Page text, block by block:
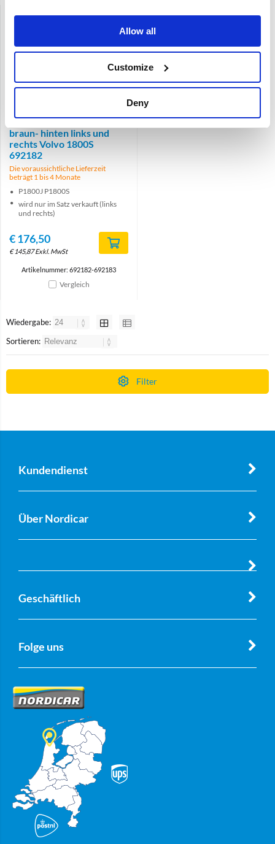
Allow all
Customize
Deny
Brand
Seitenverkleidung satz-
braun- hinten links und
rechts Volvo 1800S
692182
Die voraussichtliche Lieferzeit
beträgt 1 bis 4 Monate
P1800J P1800S
wird nur im Satz verkauft (links
und rechts)
€176,50
€145,87 Exkl. MwSt
Artikelnummer: 692182-692183
Vergleich
Wiedergabe:
Sortieren:
Filter
Kundendienst
Über Nordicar
Geschäftlich
Folge uns